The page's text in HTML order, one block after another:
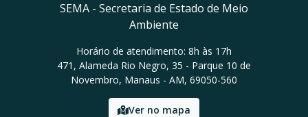
SEMA - Secretaria de Estado de Meio
Ambiente
Horário de atendimento: 8h às 17h
471, Alameda Rio Negro, 35 - Parque 10 de
Novembro, Manaus - AM, 69050-560
Ver no mapa